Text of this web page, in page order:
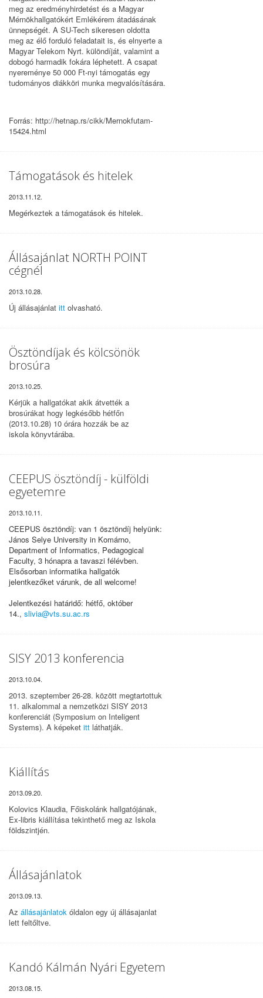
meg az eredményhirdetést és a Magyar
Mérnökhallgatókért Emlékérem átadásának
ünnepségét. A SU-Tech sikeresen oldotta
meg az élő forduló feladatait is, és elnyerte a
Magyar Telekom Nyrt. különdíját, valamint a
dobogó harmadik fokára léphetett. A csapat
nyereménye 50 000 Ft-nyi támogatás egy
tudományos diákköri munka megvalósítására.
Forrás: http://hetnap.rs/cikk/Mernokfutam-
15424.html
Támogatások és hitelek
2013.11.12.
Megérkeztek a támogatások és hitelek.
Állásajánlat NORTH POINT
cégnél
2013.10.28.
Új állásajánlat itt olvasható.
Ösztöndíjak és kölcsönök
brosúra
2013.10.25.
Kérjük a hallgatókat akik átvették a
brosúrákat hogy legkésőbb hétfőn
(2013.10.28) 10 órára hozzák be az
iskola könyvtárába.
CEEPUS ösztöndíj - külföldi
egyetemre
2013.10.11.
CEEPUS ösztöndíj: van 1 ösztöndíj helyünk:
János Selye University in Komárno,
Department of Informatics, Pedagogical
Faculty, 3 hónapra a tavaszi félévben.
Elsősorban informatika hallgatók
jelentkezőket várunk, de all welcome!
Jelentkezési határidő: hétfő, október
14., slivia@vts.su.ac.rs
SISY 2013 konferencia
2013.10.04.
2013. szeptember 26-28. között megtartottuk
11. alkalommal a nemzetközi SISY 2013
konferenciát (Symposium on Inteligent
Systems). A képeket itt láthatják.
Kiállítás
2013.09.20.
Kolovics Klaudia, Főiskolánk hallgatójának,
Ex-libris kiállítása tekinthető meg az Iskola
földszintjén.
Állásajánlatok
2013.09.13.
Az állásajánlatok óldalon egy új állásajanlat
lett feltőltve.
Kandó Kálmán Nyári Egyetem
2013.08.15.